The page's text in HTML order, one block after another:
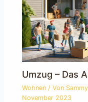
Umzug – Das
Wohnen / Von
November 2023